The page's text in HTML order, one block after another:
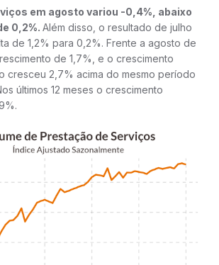
em agosto variou -0,4%, abaixo
0,2%. Além disso, o resultado de julho
de 1,2% para 0,2%. Frente a agosto de
de 1,7%, e o crescimento
cresceu 2,7% acima do mesmo período
últimos 12 meses o crescimento